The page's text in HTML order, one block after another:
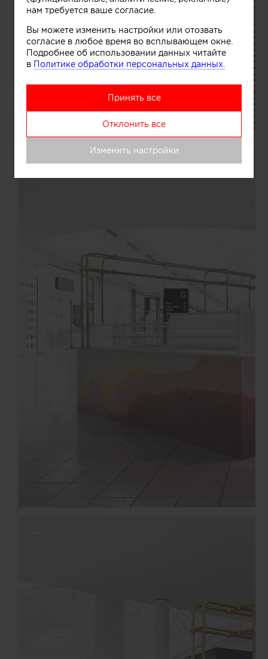
нам требуется ваше согласие.
Вы можете изменить настройки или отозвать
согласие в любое время во всплывающем окне.
Подробнее об использовании данных читайте
в Политике обработки персональных данных.
Принять все
Отклонить все
Изменить настройки